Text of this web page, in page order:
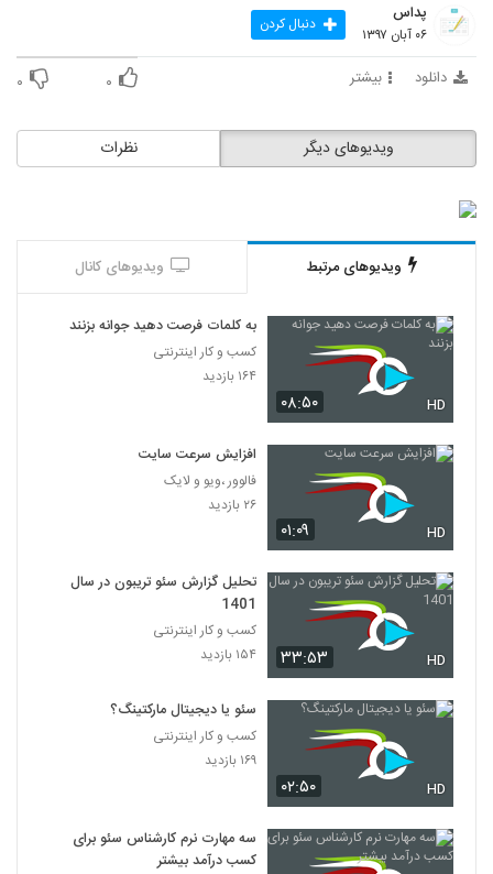
پداس
۰۶ آبان ۱۳۹۷ دنبال کردن
دانلود بیشتر ۰ ۰
نظرات ویدیوهای دیگر
ویدیوهای مرتبط ویدیوهای کانال
۰۸:۵۰ HD
به کلمات فرصت دهید جوانه بزنند
کسب و کار اینترنتی
۱۶۴ بازدید
۰۱:۰۹ HD
افزایش سرعت سایت
فالوور ،ویو و لایک
۲۶ بازدید
۳۳:۵۳ HD
تحلیل گزارش سئو تریبون در سال
1401
کسب و کار اینترنتی
۱۵۴ بازدید
۰۲:۵۰ HD
سئو یا دیجیتال مارکتینگ؟
کسب و کار اینترنتی
۱۶۹ بازدید
سه مهارت نرم کارشناس سئو برای
کسب درآمد بیشتر